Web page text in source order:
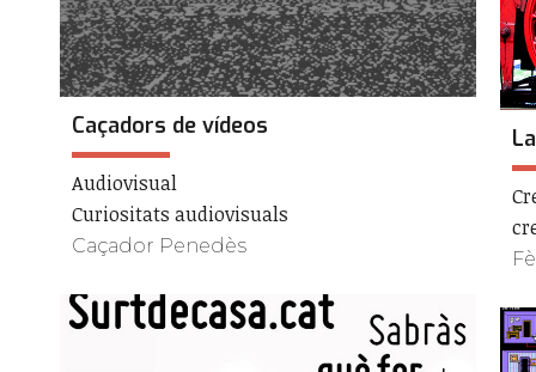
Caçadors de vídeos
Audiovisual
Curiositats audiovisuals
Caçador Penedès